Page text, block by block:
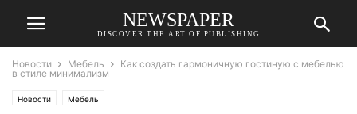
NEWSPAPER
DISCOVER THE ART OF PUBLISHING
Новости Мебель
Как создать гармоничную гостиную с мебелью
в стиле минимализм
Новости Мебель